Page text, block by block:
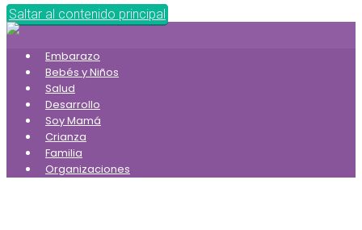
Saltar al contenido principal
Embarazo
Bebés y Niños
Salud
Desarrollo
Soy Mamá
Crianza
Familia
Organizaciones